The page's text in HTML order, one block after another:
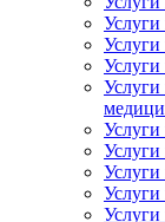
Услуги
Услуги
Услуги
Услуги
Услуги
Услуги
Услуги
Услуги
Услуги